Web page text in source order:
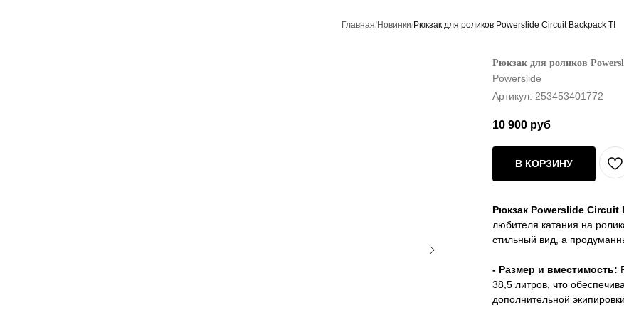
Главная/Новинки/Рюкзак для роликов Powerslide Circuit Backpack TI
Рюкзак для роликов
Powerslide
Артикул: 253453401772
10 900 руб
В КОРЗИНУ
Рюкзак Powerslide Circuit
любителя катания на
стильный вид, а
- Размер и вместимость:
38,5 литров, что
дополнительной экипировки.